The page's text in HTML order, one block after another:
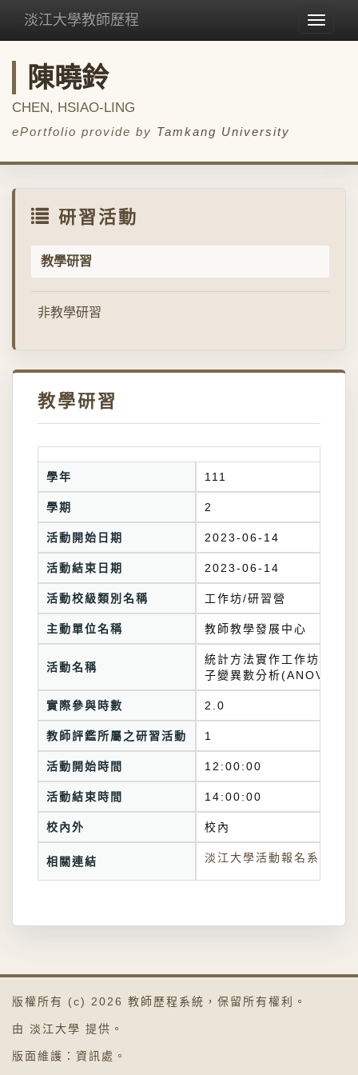
Toggle
淡江大學教師歷程
陳曉鈴
CHEN, HSIAO-LING
ePortfolio provide by Tamkang University
研習活動
教學研習
非教學研習
教學研習
學年 111
學期 2
活動開始日期 2023-06-14
活動結束日期 2023-06-14
活動校級類別名稱 工作坊/研習營
主動單位名稱 教師教學發展中心
活動名稱
統計方法實作工作坊-單因
子變異數分析(ANOVA)
實際參與時數 2.0
教師評鑑所屬之研習活動 1
活動開始時間 12:00:00
活動結束時間 14:00:00
校內外 校內
相關連結 淡江大學活動報名系統連結
版權所有 (c) 2026 教師歷程系統 ，保留所有權利。
由 淡江大學 提供。
版面維護： 資訊處 。